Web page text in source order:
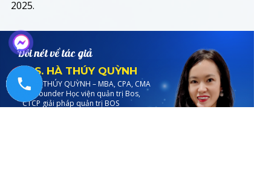
2025.
MRS. HÀ THÚY QUỲNH
Đôi nét về tác giả
MRS. HÀ THÚY QUỲNH – MBA, CPA, CMA
Co-founder Học viện quản trị Bos,
CTCP giải pháp quản trị BOS